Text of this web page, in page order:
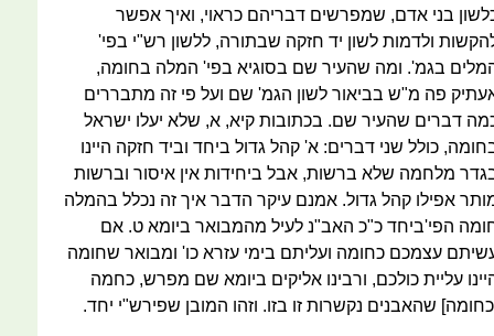
בני אדם, שמפרשים דבריהם כראוי, ואיך אפשר
ולדמות לשון יד חזקה שבתורה, ללשון רש"י בפי'
בגמ'. ומה שהעיר שם בסוגיא בפי' המלה בחומה,
פה מ"ש בביאור לשון הגמ' שם ועל פי זה מתבררים
דברים שהעיר שם. בכתובות קיא, א, שלא יעלו ישראל
כולל שני דברים: א' קהל גדול ביחד וביד חזקה היינו
מלחמה שלא ברשות, אבל ביחידות אין איסור וברשות
אפילו קהל גדול. אמנם עיקר הדבר איך זה נכלל בהמלה
הפי'ביחד כ"כ האב"נ לעיל מהמבואר ביומא ט. אם
עצמכם כחומה ועליתם בימי עזרא כו' ומבואר שחומה
עליית כולכם, ורבינו אליקים ביומא שם מפרש, כחמה
שהאבנים נקשרות זו בזו. וזהו המובן שפירש"י יחד.